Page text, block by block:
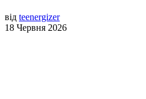
від teenergizer
18 Червня 2026